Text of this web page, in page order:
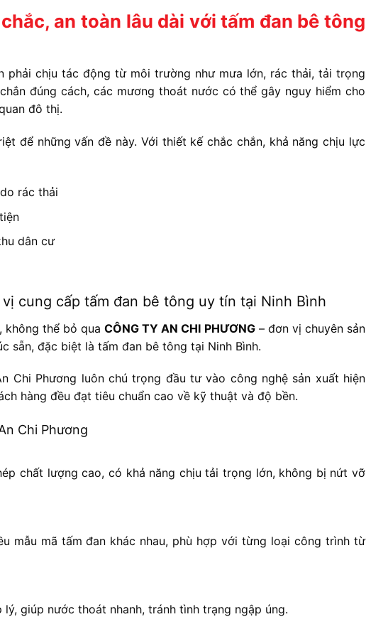
an toàn lâu dài với tấm đan bê tông
phải chịu tác động từ môi trường như mưa lớn, rác thải, tải trọng
đúng cách, các mương thoát nước có thể gây nguy hiểm cho
đô thị.
để những vấn đề này. Với thiết kế chắc chắn, khả năng chịu lực
rác thải
dân cư
vị cung cấp tấm đan bê tông uy tín tại Ninh Bình
không thể bỏ quaCÔNG TY AN CHI PHƯƠNG– đơn vị chuyên sản
sẵn, đặc biệt là tấm đan bê tông tại Ninh Bình.
Chi Phương luôn chú trọng đầu tư vào công nghệ sản xuất hiện
hàng đều đạt tiêu chuẩn cao về kỹ thuật và độ bền.
Chi Phương
chất lượng cao, có khả năng chịu tải trọng lớn, không bị nứt vỡ
mẫu mã tấm đan khác nhau, phù hợp với từng loại công trình từ
giúp nước thoát nhanh, tránh tình trạng ngập úng.